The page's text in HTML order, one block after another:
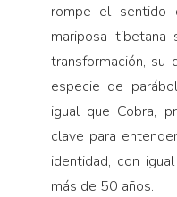
rompe el sentido
mariposa
transformación, su
especie de
igual que Cobra,
clave para
identidad, con
más de 50 años.